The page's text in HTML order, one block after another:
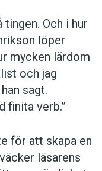
Och i hur
löper
mycken lärdom
och jag
sagt.
finita verb.”
för att skapa en
läsarens